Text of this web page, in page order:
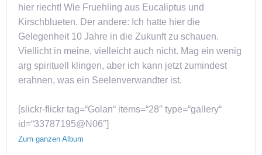
hier riecht! Wie Fruehling aus Eucaliptus und
Kirschblueten. Der andere: Ich hatte hier die
Gelegenheit 10 Jahre in die Zukunft zu schauen.
Viellicht in meine, vielleicht auch nicht. Mag ein wenig
arg spirituell klingen, aber ich kann jetzt zumindest
erahnen, was ein Seelenverwandter ist.
[slickr-flickr tag=“Golan“ items=“28″ type=“gallery“
id=“33787195@N06″]
Zum ganzen Album